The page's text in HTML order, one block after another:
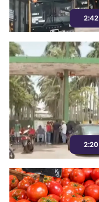
2:42
2:20